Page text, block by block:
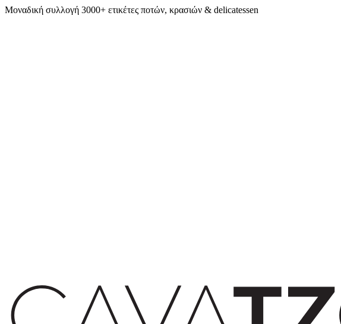
Μοναδική συλλογή 3000+ ετικέτες ποτών, κρασιών & delicatessen